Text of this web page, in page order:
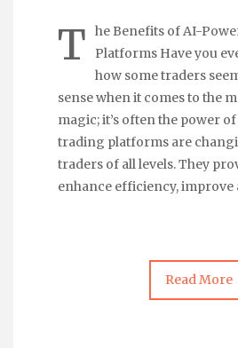
T
he Benefits of AI-
Platforms Have you
how some traders
sense when it comes to the
magic; it’s often the power
trading platforms are
traders of all levels. They
enhance efficiency, improve
Read More